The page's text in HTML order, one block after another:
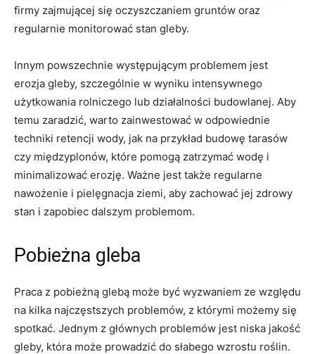
firmy zajmującej się ‍oczyszczaniem gruntów oraz
regularnie monitorować stan gleby.
Innym‌ powszechnie występującym problemem⁤ jest
erozja gleby, szczególnie w wyniku intensywnego‌
użytkowania rolniczego lub działalności budowlanej. Aby
temu zaradzić, warto zainwestować w ‌odpowiednie
techniki retencji ⁤wody,⁤ jak⁤ na przykład budowę tarasów
czy⁢ międzyplonów, które pomogą zatrzymać⁢ wodę i
minimalizować​ erozję.‌ Ważne jest także regularne
nawożenie i ⁤pielęgnacja‍ ziemi,‌ aby zachować jej zdrowy
stan i zapobiec dalszym problemom.
Pobieżna gleba
Praca z pobieżną glebą⁢ może być wyzwaniem ze względu
‍na kilka ​najczęstszych problemów, z którymi możemy się‌
spotkać. Jednym ​z głównych ‌problemów jest niska jakość
gleby, która może prowadzić ‍do ⁣słabego⁤ wzrostu⁤ roślin.